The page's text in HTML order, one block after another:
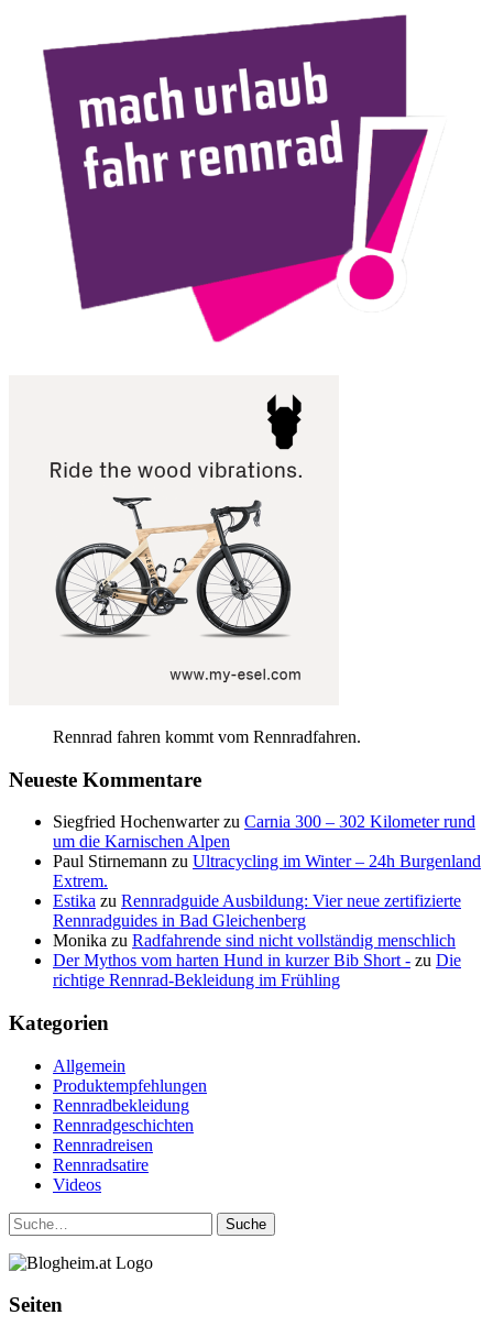
Rennrad fahren kommt vom Rennradfahren.
Neueste Kommentare
Siegfried Hochenwarterzu Carnia 300 – 302 Kilometer rund
um die Karnischen Alpen
Paul Stirnemann zu Ultracycling im Winter – 24h Burgenland
Extrem.
Estika zu Rennradguide Ausbildung: Vier neue zertifizierte
Rennradguides in Bad Gleichenberg
Monika zu Radfahrende sind nicht vollständig menschlich
Der Mythos vom harten Hund in kurzer Bib Short - zu Die
richtige Rennrad-Bekleidung im Frühling
Kategorien
Allgemein
Produktempfehlungen
Rennradbekleidung
Rennradgeschichten
Rennradreisen
Rennradsatire
Videos
Suche
Seiten